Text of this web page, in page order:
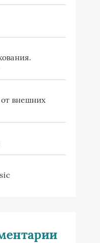
от внешних